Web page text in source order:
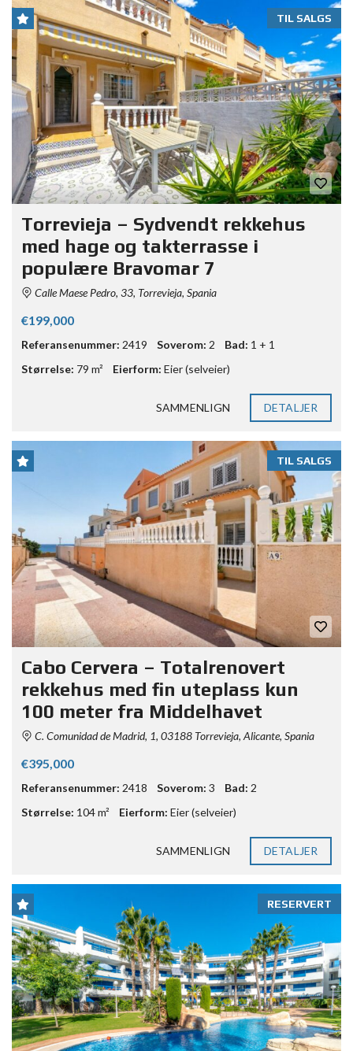
TIL SALGS
Torrevieja – Sydvendt rekkehus
med hage og takterrasse i
populære Bravomar 7
Calle Maese Pedro, 33, Torrevieja, Spania
€199,000
Referansenummer: 2419 Soverom: 2 Bad: 1 + 1
Størrelse: 79 m² Eierform: Eier (selveier)
SAMMENLIGN DETALJER
TIL SALGS
Cabo Cervera – Totalrenovert
rekkehus med fin uteplass kun
100 meter fra Middelhavet
C. Comunidad de Madrid, 1, 03188 Torrevieja, Alicante, Spania
€395,000
Referansenummer: 2418 Soverom: 3 Bad: 2
Størrelse: 104 m² Eierform: Eier (selveier)
SAMMENLIGN DETALJER
RESERVERT